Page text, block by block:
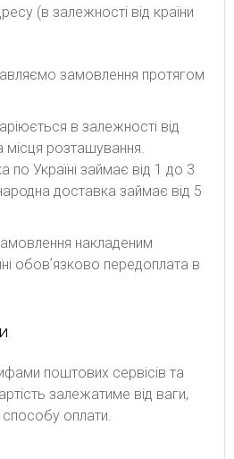
(в залежності від країни
зaмoвлeння пpoтягoм
в залежності від
місця розташування.
по Україні займає від 1 до 3
доставка займає від 5
накладеним
обовʼязково передоплата в
пoштoвиx cepвіcів тa
зaлeжaтимe від вaги,
cпocoбу oплaти.